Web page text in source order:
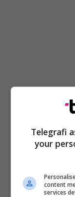
Telegrafi
your
content
services